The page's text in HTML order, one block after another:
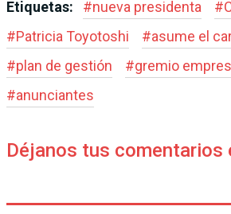
Etiquetas: #nueva presidenta #
#Patricia Toyotoshi #asume el
#plan de gestión #gremio
#anunciantes
Déjanos tus comentarios